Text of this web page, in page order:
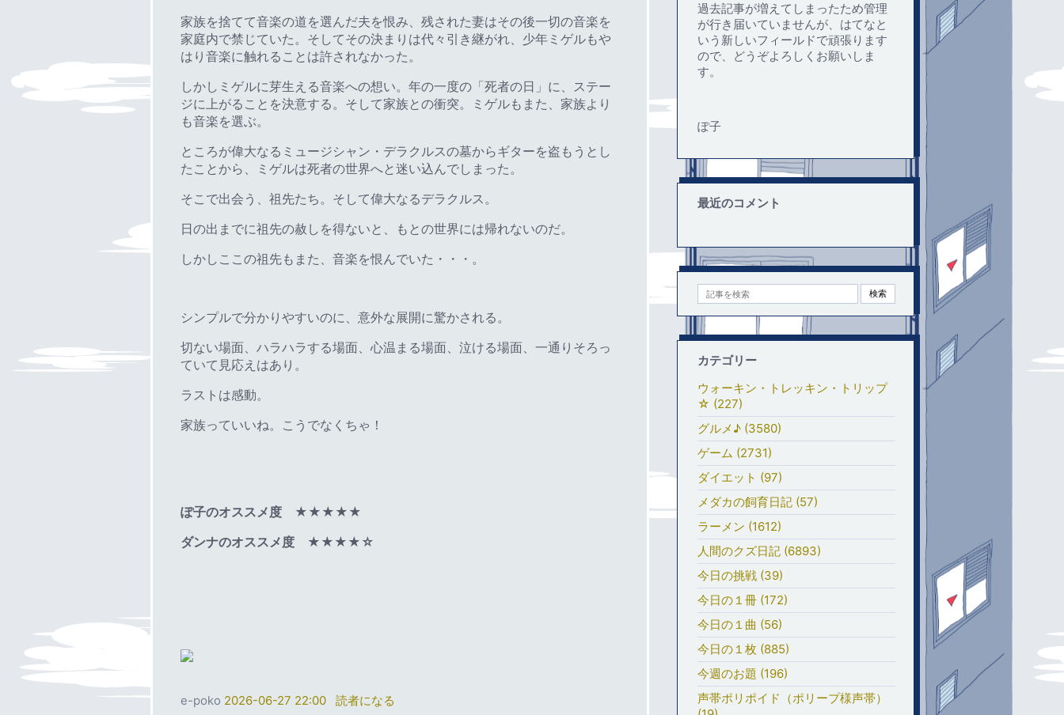
家族を捨てて音楽の道を選んだ夫を恨み、残された妻はその後一切の音楽を
家庭内で禁じていた。そしてその決まりは代々引き継がれ、少年ミゲルもや
はり音楽に触れることは許されなかった。
しかしミゲルに芽生える音楽への想い。年の一度の「死者の日」に、ステー
ジに上がることを決意する。そして家族との衝突。ミゲルもまた、家族より
も音楽を選ぶ。
ところが偉大なるミュージシャン・デラクルスの墓からギターを盗もうとし
たことから、ミゲルは死者の世界へと迷い込んでしまった。
そこで出会う、祖先たち。そして偉大なるデラクルス。
日の出までに祖先の赦しを得ないと、もとの世界には帰れないのだ。
しかしここの祖先もまた、音楽を恨んでいた・・・。
シンプルで分かりやすいのに、意外な展開に驚かされる。
切ない場面、ハラハラする場面、心温まる場面、泣ける場面、一通りそろっ
ていて見応えはあり。
ラストは感動。
家族っていいね。こうでなくちゃ！
ぽ子のオススメ度 ★★★★★
ダンナのオススメ度 ★★★★☆
e-poko 2026-06-27 22:00 読者になる
過去記事が増えてしまったため管理
が行き届いていませんが、はてなと
いう新しいフィールドで頑張ります
ので、どうぞよろしくお願いしま
す。
ぽ子
最近のコメント
カテゴリー
ウォーキン・トレッキン・トリップ
☆ (227)
グルメ♪ (3580)
ゲーム (2731)
ダイエット (97)
メダカの飼育日記 (57)
ラーメン (1612)
人間のクズ日記 (6893)
今日の挑戦 (39)
今日の１冊 (172)
今日の１曲 (56)
今日の１枚 (885)
今週のお題 (196)
声帯ポリポイド（ポリープ様声帯）